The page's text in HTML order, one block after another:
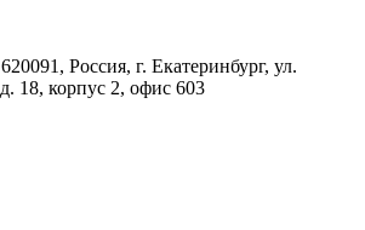
Россия, г. Екатеринбург, ул.
18, корпус 2, офис 603